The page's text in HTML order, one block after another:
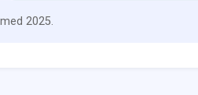
2025.